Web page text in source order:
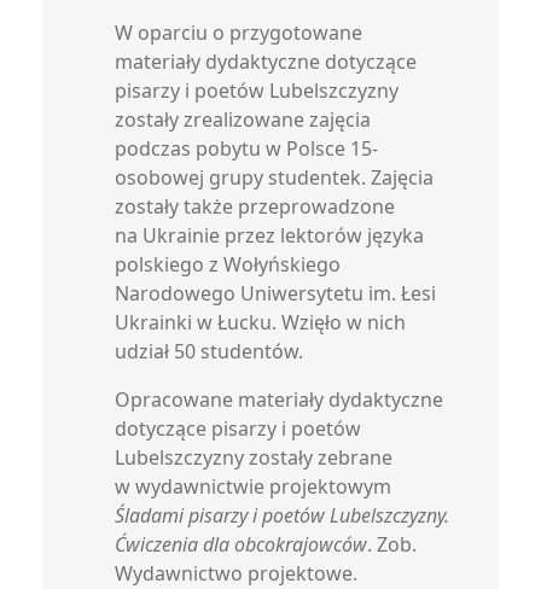
W oparciu o przygotowane
materiały dydaktyczne dotyczące
pisarzy i poetów Lubelszczyzny
zostały zrealizowane zajęcia
podczas pobytu w Polsce 15-
osobowej grupy studentek. Zajęcia
zostały także przeprowadzone
na Ukrainie przez lektorów języka
polskiego z Wołyńskiego
Narodowego Uniwersytetu im. Łesi
Ukrainki w Łucku. Wzięło w nich
udział 50 studentów.
Opracowane materiały dydaktyczne
dotyczące pisarzy i poetów
Lubelszczyzny zostały zebrane
w wydawnictwie projektowym
Śladami pisarzy i poetów Lubelszczyzny.
Ćwiczenia dla obcokrajowców. Zob.
Wydawnictwo projektowe.